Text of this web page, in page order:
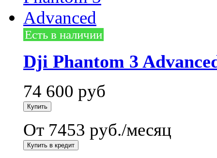
Есть в наличии
Dji Phantom 3
74 600 руб
От 7453 руб./месяц